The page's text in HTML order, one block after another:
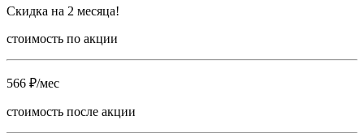
Скидка на 2 месяца!
стоимость по акции
566 ₽/мес
стоимость после акции